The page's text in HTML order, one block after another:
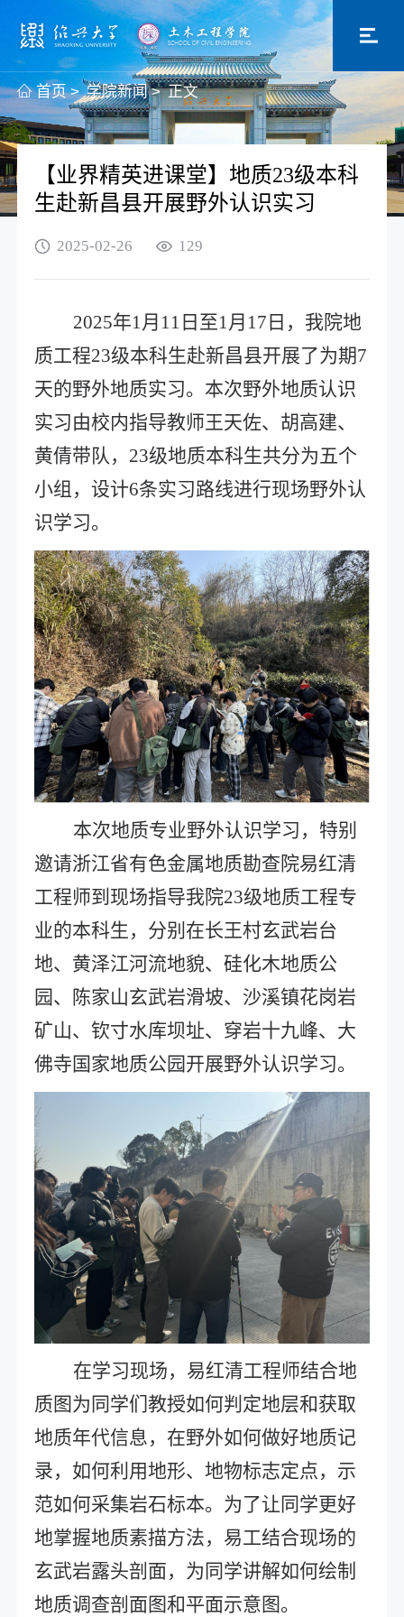
首页 > 学院新闻 > 正文
【业界精英进课堂】地质23级本科
生赴新昌县开展野外认识实习
2025-02-26 129
2025年1月 11 日至1月 17 日，我院地
质工程23级本科生赴新昌县开展了为期7
天的野外地质实习。本次野外地质认识
实习由校内指导教师王天佐、 胡高建、
黄倩带队 ， 23级地质本科生共分为五个
小组，设计6条实习路线进行现场野外认
识学习。
本次地质专业野外认识学习，特别
邀请浙江省有色金属地质勘查院易红清
工程师到现场指导我院23级地质工程专
业的本科生，分别在长王村玄武岩台
地、黄泽江河流地貌、硅化木地质公
园、
陈家山玄武岩滑坡、 沙溪镇花岗岩
矿山、钦寸水库坝址、穿岩十九峰、大
佛寺国家地质公园开展野外认识学习。
在学习现场，易红清工程师结合地
质图为同学们教授如何判定地层和获取
地质年代信息，在野外如何做好地质记
录，如何利用地形、地物标志定点，示
范如何采集岩石标本。为了让同学更好
地掌握地质素描方法，易工结合现场的
玄武岩露头剖面，为同学讲解如何绘制
地质调查剖面图和平面示意图。